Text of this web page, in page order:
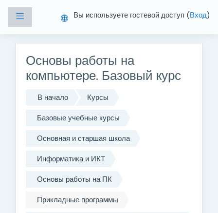
Боковая панельВы используете гостевой доступ (Вход)
Основы работы на
компьютере. Базовый курс
В начало
Курсы
Базовые учебные курсы
Основная и старшая школа
Информатика и ИКТ
Основы работы на ПК
Прикладные программы